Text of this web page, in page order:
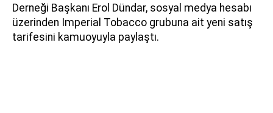
Derneği Başkanı Erol Dündar, sosyal medya hesabı
üzerinden Imperial Tobacco grubuna ait yeni satış
tarifesini kamuoyuyla paylaştı.